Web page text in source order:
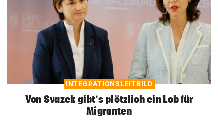
INTEGRATIONSLEITBILD
Von Svazek gibt‘s plötzlich ein Lob für
Migranten